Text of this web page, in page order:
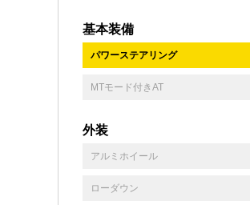
基本装備
パワーステアリング
MTモード付きAT
外装
アルミホイール
ローダウン